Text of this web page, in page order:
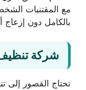
مع المقتنيات
بالكامل دون إزعاج
شركة
تحتاج القصور إلى